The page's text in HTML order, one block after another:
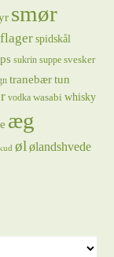
smør
spidskål
sukrin suppe svesker
tranebærtun
vodka wasabi whisky
æg
øl ølandshvede